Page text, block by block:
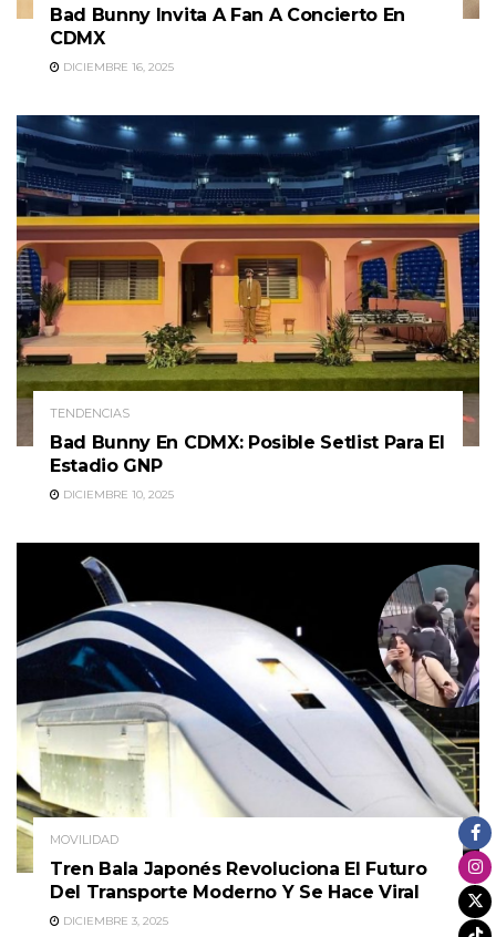
Bad Bunny Invita A Fan A Concierto En
CDMX
DICIEMBRE 16, 2025
TENDENCIAS
Bad Bunny En CDMX: Posible Setlist Para El
Estadio GNP
DICIEMBRE 10, 2025
MOVILIDAD
Tren Bala Japonés Revoluciona El Futuro
Del Transporte Moderno Y Se Hace Viral
DICIEMBRE 3, 2025